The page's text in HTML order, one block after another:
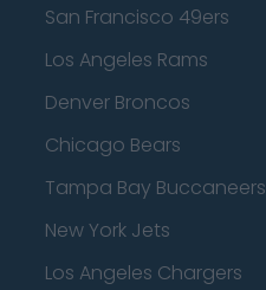
San Francisco 49ers
Los Angeles Rams
Denver Broncos
Chicago Bears
Tampa Bay Buccaneers
New York Jets
Los Angeles Chargers